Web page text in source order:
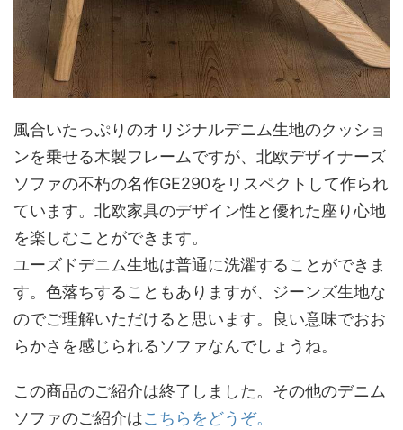
風合いたっぷりのオリジナルデニム生地のクッショ
ンを乗せる木製フレームですが、北欧デザイナーズ
ソファの不朽の名作GE290をリスペクトして作られ
ています。北欧家具のデザイン性と優れた座り心地
を楽しむことができます。
ユーズドデニム生地は普通に洗濯することができま
す。色落ちすることもありますが、ジーンズ生地な
のでご理解いただけると思います。良い意味でおお
らかさを感じられるソファなんでしょうね。
この商品のご紹介は終了しました。その他のデニム
ソファのご紹介はこちらをどうぞ。